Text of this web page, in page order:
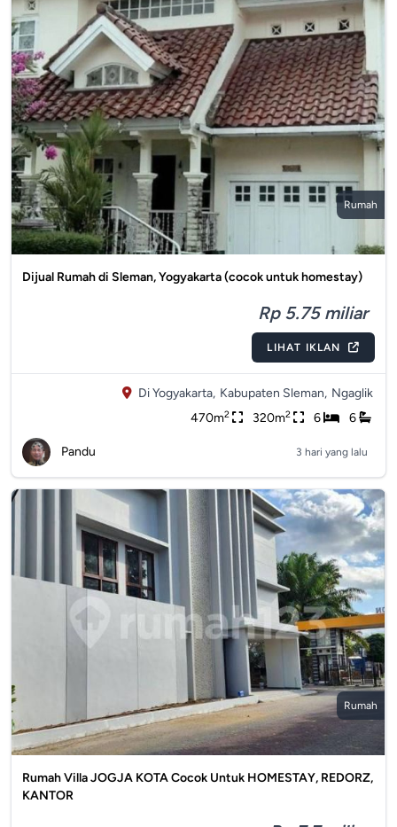
Rumah
Dijual Rumah di Sleman, Yogyakarta (cocok untuk homestay)
Rp 5.75 miliar
LIHAT IKLAN
Di Yogyakarta, Kabupaten Sleman, Ngaglik
470m2 320m2 6 6
Pandu 3 hari yang lalu
Rumah
Rumah Villa JOGJA KOTA Cocok Untuk HOMESTAY, REDORZ,
KANTOR